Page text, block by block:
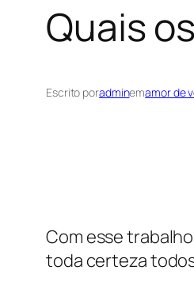
Quais
Escrito poradminemamor de
Com esse
toda certeza